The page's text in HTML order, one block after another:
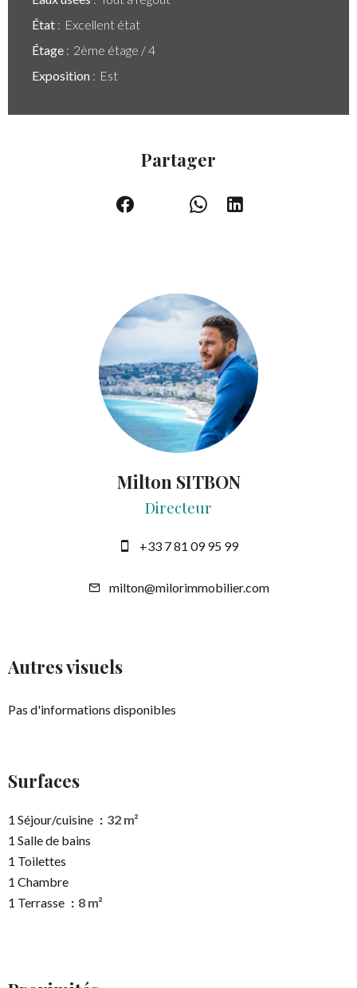
État
Excellent état
Étage
2ème étage / 4
Exposition
Est
Partager
Milton SITBON
Directeur
+33 7 81 09 95 99
milton@milorimmobilier.com
Autres visuels
Pas d'informations disponibles
Surfaces
1 Séjour/cuisine
32 m²
1 Salle de bains
1 Toilettes
1 Chambre
1 Terrasse
8 m²